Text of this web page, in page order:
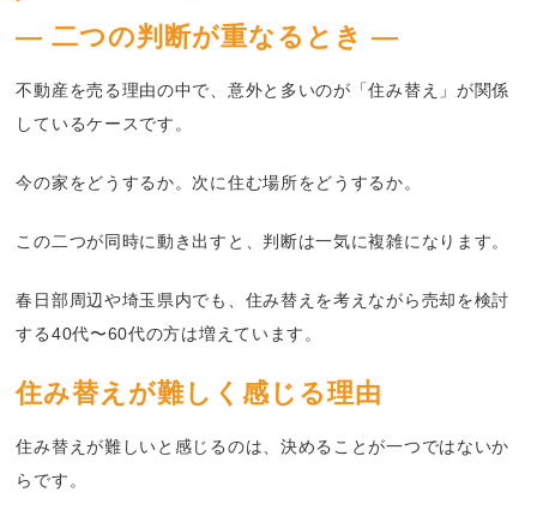
― 二つの判断が重なるとき ―
不動産を売る理由の中で、意外と多いのが「住み替え」が関係
しているケースです。
今の家をどうするか。次に住む場所をどうするか。
この二つが同時に動き出すと、判断は一気に複雑になります。
春日部周辺や埼玉県内でも、住み替えを考えながら売却を検討
する40代〜60代の方は増えています。
住み替えが難しく感じる理由
住み替えが難しいと感じるのは、決めることが一つではないか
らです。